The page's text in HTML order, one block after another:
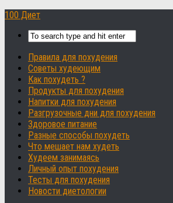
100 Диет
Правила для похудения
Советы худеющим
Как похудеть ?
Продукты для похудения
Напитки для похудения
Разгрузочные дни для похудения
Здоровое питание
Разные способы похудеть
Что мешает нам худеть
Худеем занимаясь
Личный опыт похудения
Тесты для похудения
Новости диетологии